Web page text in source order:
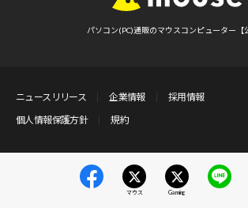
パソコン(PC)通販のマウスコンピューター【
ニュースリリース 企業情報
採用情報
個人情報保護方針
規約
マウス Gaming